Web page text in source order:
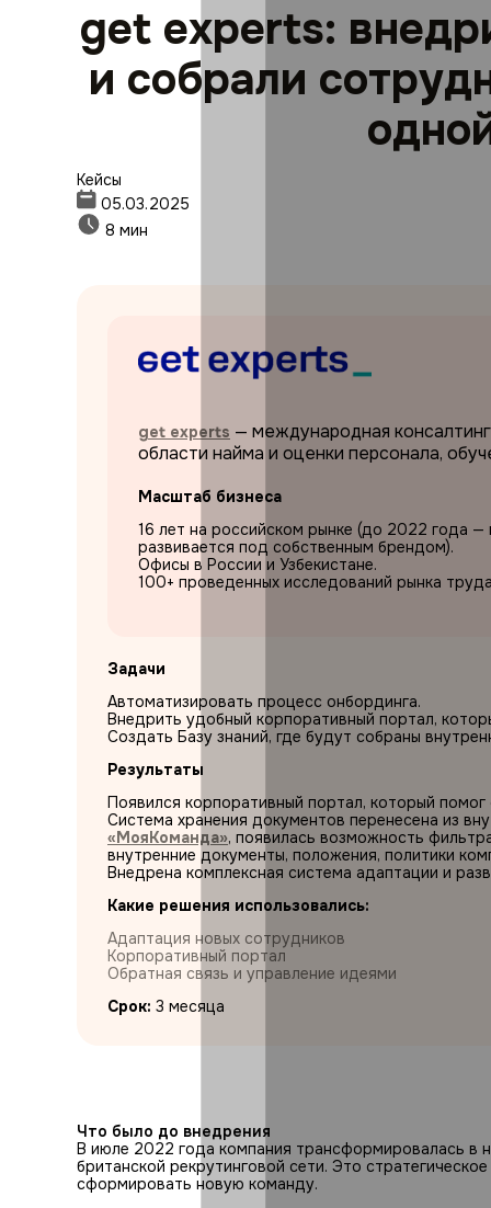
get experts:
и собрали
Кейсы
05.03.2025
8 мин
get experts — международная
области найма и оценки персонала,
Масштаб бизнеса
16 лет на российском рынке (до 2022 года
развивается под собственным брендом).
Офисы в России и Узбекистане.
100+ проведенных исследований рынка
Задачи
Автоматизировать процесс онбординга.
Внедрить удобный корпоративный портал,
Создать Базу знаний, где будут собраны
Результаты
Появился корпоративный портал, который
Система хранения документов перенесена из
«МояКоманда», появилась возможность
внутренние документы, положения, политики
Внедрена комплексная система адаптации и
Какие решения использовались:
Адаптация новых сотрудников
Корпоративный портал
Обратная связь и управление идеями
Срок: 3 месяца
Что было до внедрения
В июле 2022 года компания трансформировалась в
британской рекрутинговой сети. Это
сформировать новую команду.